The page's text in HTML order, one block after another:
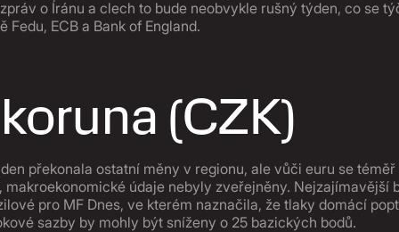
o Íránu a clech to bude neobvykle rušný týden, co se
ECB a Bank of England.
(CZK)
překonala ostatní měny v regionu, ale vůči euru se
údaje nebyly zveřejněny. Nejzajímavější
pro MF Dnes, ve kterém naznačila, že tlaky domácí
sazby by mohly být sníženy o 25 bazických bodů.